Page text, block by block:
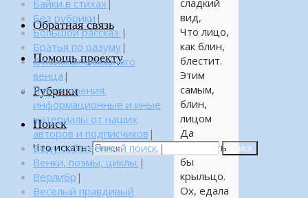
Обратная связь
Помощь проекту
Рубрики
Поиск
Что искать: Поиск
сладкий
вид,
Что лицо,
как блин,
блестит.
Этим
самым,
блин,
лицом
Да
помазать
бы
крыльцо.
Ох, едала
Байки в стихах |
Без рубрики |
Большой рассказ. |
Братья по разуму|
В поисках алмазного
венца |
В поле зрения:
информационные и иные
материалы от наших
авторов и подписчиков |
Веду собственный поиск. |
Венки, поэмы, циклы. |
Верлибр |
Веселый правдивый